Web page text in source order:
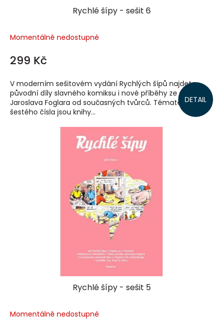
Rychlé šípy - sešit 6
Momentálně nedostupné
299 Kč
DETAIL
V moderním sešitovém vydání Rychlých šípů najdete
původní díly slavného komiksu i nové příběhy ze světa
Jaroslava Foglara od současných tvůrců. Tématem
šestého čísla jsou knihy...
Rychlé šípy - sešit 5
Momentálně nedostupné